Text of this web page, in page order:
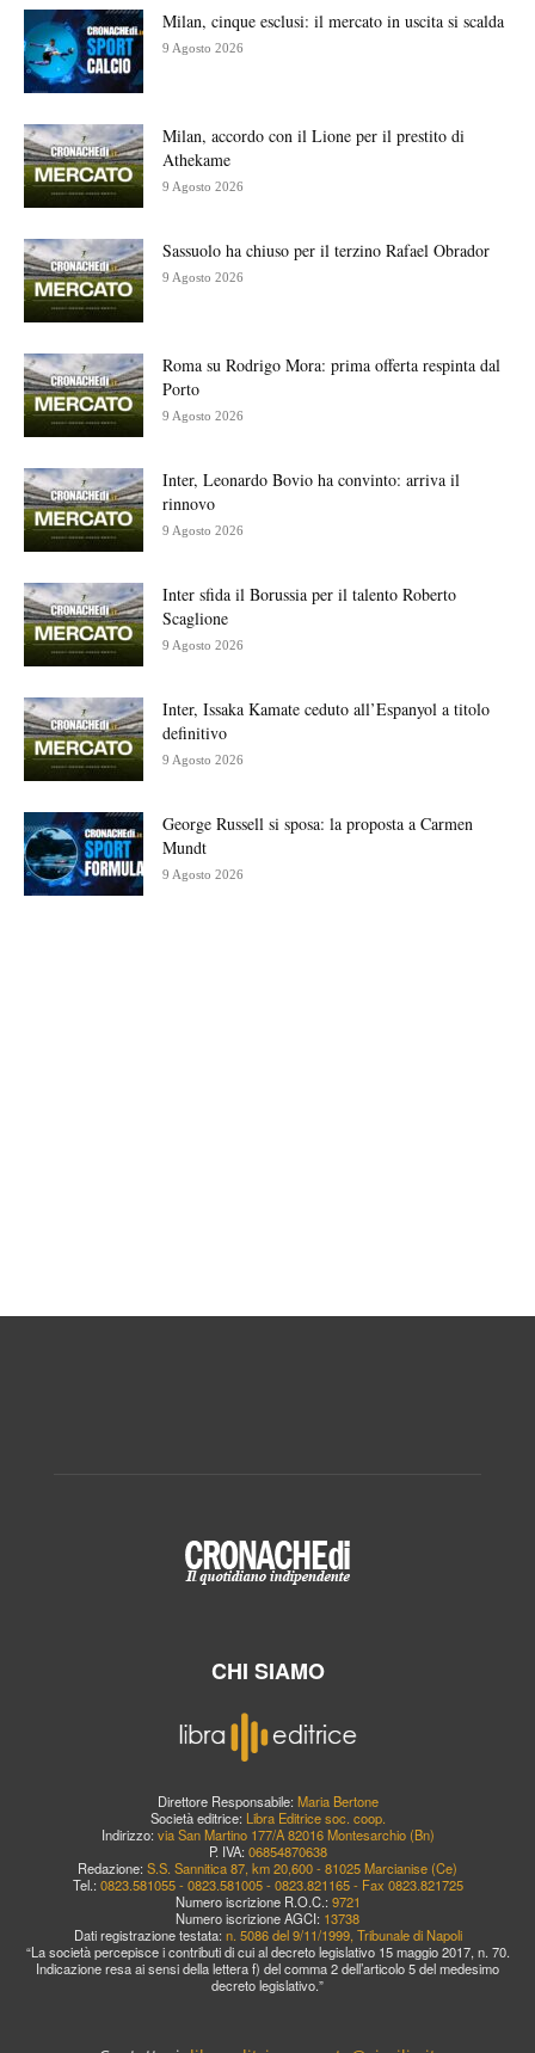
Milan, cinque esclusi: il mercato in uscita si scalda
9 Agosto 2026
Milan, accordo con il Lione per il prestito di
Athekame
9 Agosto 2026
Sassuolo ha chiuso per il terzino Rafael Obrador
9 Agosto 2026
Roma su Rodrigo Mora: prima offerta respinta dal
Porto
9 Agosto 2026
Inter, Leonardo Bovio ha convinto: arriva il
rinnovo
9 Agosto 2026
Inter sfida il Borussia per il talento Roberto
Scaglione
9 Agosto 2026
Inter, Issaka Kamate ceduto all’Espanyol a titolo
definitivo
9 Agosto 2026
George Russell si sposa: la proposta a Carmen
Mundt
9 Agosto 2026
CHI SIAMO
Direttore Responsabile: Maria Bertone
Società editrice: Libra Editrice soc. coop.
Indirizzo: via San Martino 177/A 82016 Montesarchio (Bn)
P. IVA: 06854870638
Redazione: S.S. Sannitica 87, km 20,600 - 81025 Marcianise (Ce)
Tel.: 0823.581055 - 0823.581005 - 0823.821165 - Fax 0823.821725
Numero iscrizione R.O.C.: 9721
Numero iscrizione AGCI: 13738
Dati registrazione testata: n. 5086 del 9/11/1999, Tribunale di Napoli
“La società percepisce i contributi di cui al decreto legislativo 15 maggio 2017, n. 70.
Indicazione resa ai sensi della lettera f) del comma 2 dell’articolo 5 del medesimo
decreto legislativo.”